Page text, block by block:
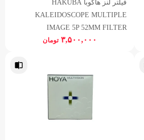
فیلتر لنز هاکوبا HAKUBA
KALEIDOSCOPE MULTIPLE
IMAGE 5P 52MM FILTER
۳,۵۰۰,۰۰۰ تومان